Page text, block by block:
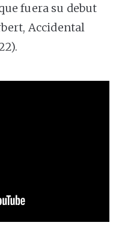
fuera su debut
Accidental